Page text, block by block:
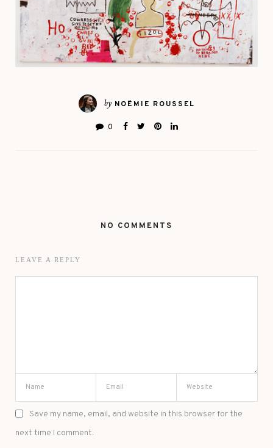
by NOËMIE ROUSSEL
0
NO COMMENTS
LEAVE A REPLY
Save my name, email, and website in this browser for the
next time I comment.